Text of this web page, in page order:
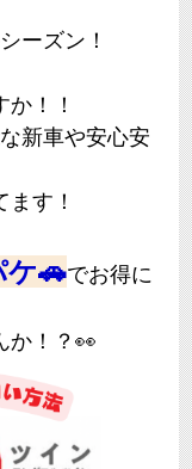
ーズン！
！！
新車や安心安
す！
ケ🚗でお得に
か！？👀